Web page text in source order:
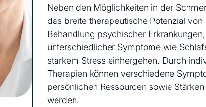
Neben den Möglichkeiten in der
das breite therapeutische Potenzial
Behandlung psychischer
unterschiedlicher Symptome wie
starkem Stress einhergehen. Durch
Therapien können verschiedene
persönlichen Ressourcen sowie
werden.